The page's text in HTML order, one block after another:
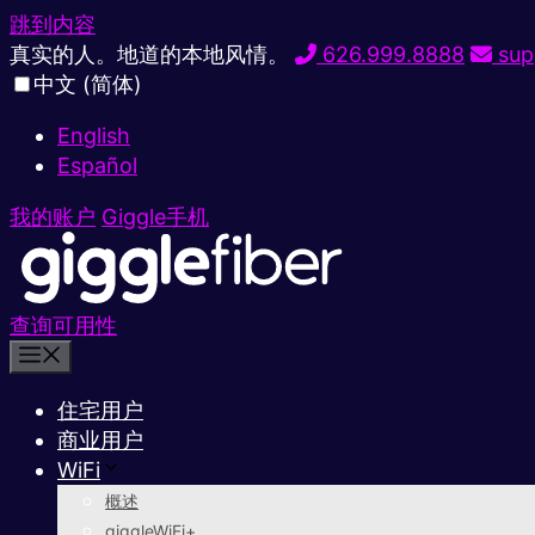
跳到内容
真实的人。地道的本地风情。
626.999.8888
中文 (简体)
English
Español
我的账户 Giggle手机
查询可用性
住宅用户
商业用户
WiFi
概述
giggleWiFi+